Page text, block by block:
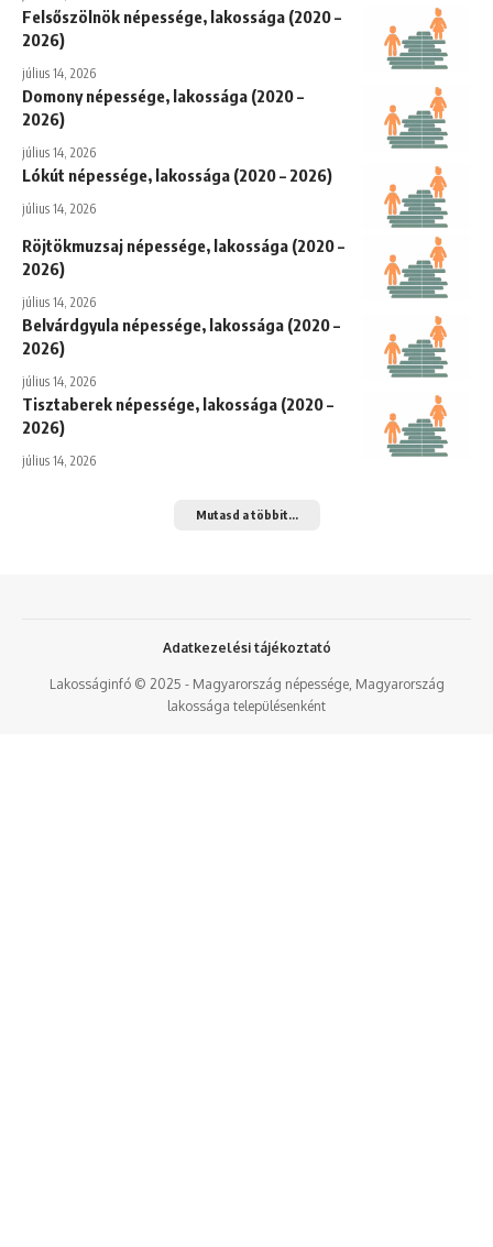
Felsőszölnök népessége, lakossága (2020 –
2026)
július 14, 2026
Domony népessége, lakossága (2020 –
2026)
július 14, 2026
Lókút népessége, lakossága (2020 – 2026)
július 14, 2026
Röjtökmuzsaj népessége, lakossága (2020 –
2026)
július 14, 2026
Belvárdgyula népessége, lakossága (2020 –
2026)
július 14, 2026
Tisztaberek népessége, lakossága (2020 –
2026)
július 14, 2026
Mutasd a többit...
Lakosságinfó © 2025 - Magyarország népessége, Magyarország
lakossága településenként
Adatkezelési tájékoztató